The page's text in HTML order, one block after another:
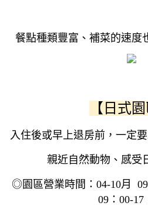
餐點種類豐富、補菜的速度
【日式園
入住後或早上退房前，一定
親近自然動物、感受
◎園區營業時間：04-10月 09
09：00-17